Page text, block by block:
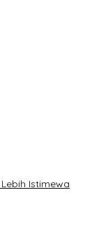
Istimewa